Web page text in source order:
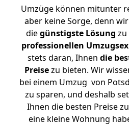
Umzüge können mitunter
aber keine Sorge, denn
diegünstigste Lösung zu
professionellen
stets daran, Ihnen die
Preisezu bieten. Wir
bei einem Umzug von
zu sparen, und deshalb
Ihnen die besten Preise
eine kleine Wohnung